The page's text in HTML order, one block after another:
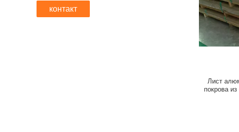
контакт
Лист
покрова